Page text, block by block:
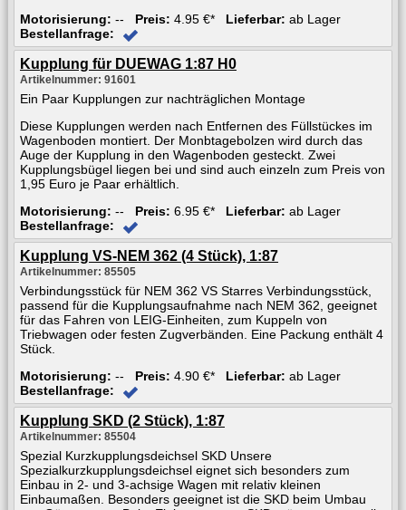
Motorisierung: -- Preis: 4.95 €* Lieferbar: ab Lager
Bestellanfrage:
Kupplung für DUEWAG 1:87 H0
Artikelnummer: 91601
Ein Paar Kupplungen zur nachträglichen Montage
Diese Kupplungen werden nach Entfernen des Füllstückes im
Wagenboden montiert. Der Monbtagebolzen wird durch das
Auge der Kupplung in den Wagenboden gesteckt. Zwei
Kupplungsbügel liegen bei und sind auch einzeln zum Preis von
1,95 Euro je Paar erhältlich.
Motorisierung: -- Preis: 6.95 €* Lieferbar: ab Lager
Bestellanfrage:
Kupplung VS-NEM 362 (4 Stück), 1:87
Artikelnummer: 85505
Verbindungsstück für NEM 362 VS Starres Verbindungsstück,
passend für die Kupplungsaufnahme nach NEM 362, geeignet
für das Fahren von LEIG-Einheiten, zum Kuppeln von
Triebwagen oder festen Zugverbänden. Eine Packung enthält 4
Stück.
Motorisierung: -- Preis: 4.90 €* Lieferbar: ab Lager
Bestellanfrage:
Kupplung SKD (2 Stück), 1:87
Artikelnummer: 85504
Spezial Kurzkupplungsdeichsel SKD Unsere
Spezialkurzkupplungsdeichsel eignet sich besonders zum
Einbau in 2- und 3-achsige Wagen mit relativ kleinen
Einbaumaßen. Besonders geeignet ist die SKD beim Umbau